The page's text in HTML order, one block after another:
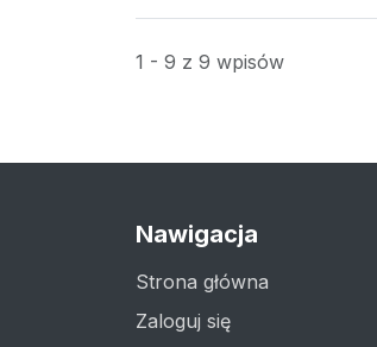
1 - 9 z 9 wpisów
Nawigacja
Strona główna
Zaloguj się